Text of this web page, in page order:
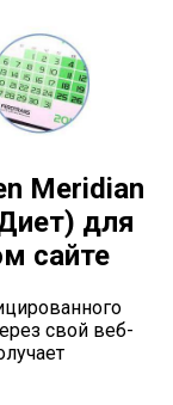
Meridian
для
сайте
свой веб-